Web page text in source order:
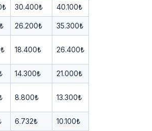
30.400₺ 40.100₺
26.200₺ 35.300₺
18.400₺ 26.400₺
14.300₺ 21.000₺
8.800₺ 13.300₺
6.732₺ 10.100₺